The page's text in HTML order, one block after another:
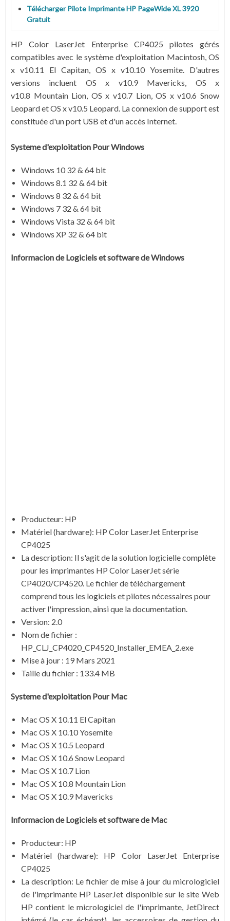
Télécharger Pilote Imprimante HP PageWide XL 3920
Gratuit
HP Color LaserJet Enterprise CP4025 pilotes gérés
compatibles avec le système d'exploitation Macintosh, OS
x v10.11 El Capitan , OS x v10.10 Yosemite . D'autres
versions incluent OS x v10.9 Mavericks , OS x
v10.8 Mountain Lion, OS x v10.7 Lion,OS x v10.6 Snow
Leopardet OS x v10.5 Leopard . La connexion de support est
constituée d'un port USB et d'un accès Internet.
Systeme d'exploitation Pour Windows
Windows 10 32 & 64 bit
Windows 8.1 32 & 64 bit
Windows 8 32 & 64 bit
Windows 7 32 & 64 bit
Windows Vista 32 & 64 bit
Windows XP 32 & 64 bit
Informacion de Logiciels et software de Windows
Producteur: HP
Matériel (hardware): HP Color LaserJet Enterprise
CP4025
La description: Il s'agit de la solution logicielle complète
pour les imprimantes HP Color LaserJet série
CP4020/CP4520. Le fichier de téléchargement
comprend tous les logiciels et pilotes nécessaires pour
activer l'impression, ainsi que la documentation.
Version: 2.0
Nom de fichier :
HP_CLJ_CP4020_CP4520_Installer_EMEA_2.exe
Mise à jour : 19 Mars 2021
Taille du fichier : 133.4 MB
Systeme d'exploitation Pour Mac
Mac OS X 10.11 El Capitan
Mac OS X 10.10 Yosemite
Mac OS X 10.5 Leopard
Mac OS X 10.6 Snow Leopard
Mac OS X 10.7 Lion
Mac OS X 10.8 Mountain Lion
Mac OS X 10.9 Mavericks
Informacion de Logiciels et software deMac
Producteur: HP
Matériel (hardware): HP Color LaserJet Enterprise
CP4025
La description: Le fichier de mise à jour du micrologiciel
de l'imprimante HP LaserJet disponible sur le site Web
HP contient le micrologiciel de l'imprimante, JetDirect